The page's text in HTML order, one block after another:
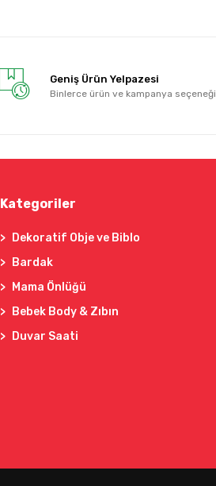
Geniş Ürün Yelpazesi
Binlerce ürün ve kampanya seçeneği
Kategoriler
Dekoratif Obje ve Biblo
Bardak
Mama Önlüğü
Bebek Body & Zıbın
Duvar Saati